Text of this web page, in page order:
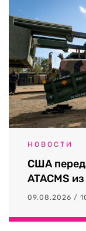
НОВОСТИ
США
ATACMS
09.08.2026 /